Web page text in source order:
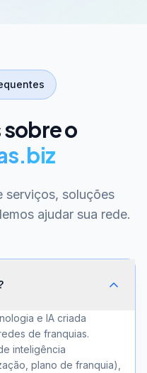
o
serviços, soluções
ajudar sua rede.
e IA criada
de franquias.
inteligência
plano de franquia),